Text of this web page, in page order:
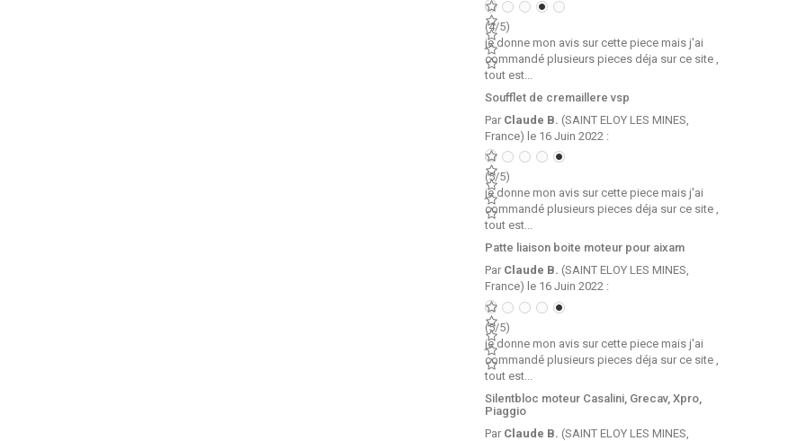
(4/5)
je donne mon avis sur cette piece mais j'ai
commandé plusieurs pieces déja sur ce site ,
tout est...
Soufflet de cremaillere vsp
Par Claude B. (SAINT ELOY LES MINES,
France) le 16 Juin 2022 :
(5/5)
je donne mon avis sur cette piece mais j'ai
commandé plusieurs pieces déja sur ce site ,
tout est...
Patte liaison boite moteur pour aixam
Par Claude B. (SAINT ELOY LES MINES,
France) le 16 Juin 2022 :
(5/5)
je donne mon avis sur cette piece mais j'ai
commandé plusieurs pieces déja sur ce site ,
tout est...
Silentbloc moteur Casalini, Grecav, Xpro,
Piaggio
Par Claude B. (SAINT ELOY LES MINES,